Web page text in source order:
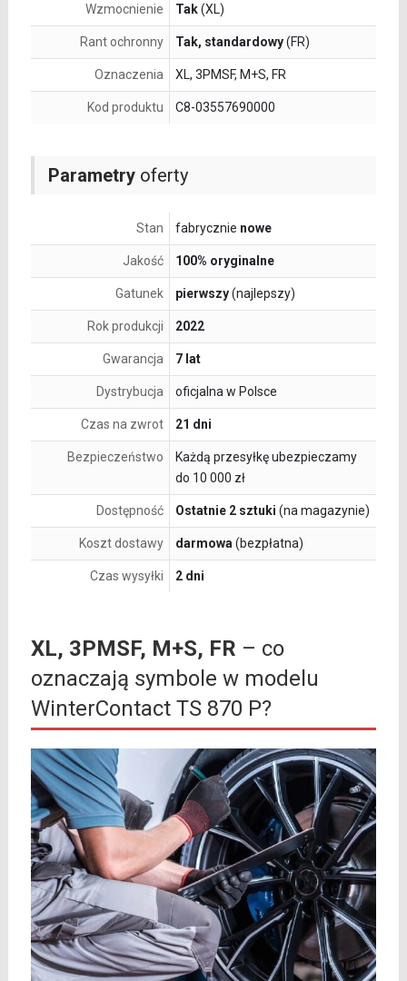
Parametryoferty
Stan fabrycznie nowe
Jakość 100% oryginalne
Gatunek pierwszy(najlepszy)
Rok produkcji 2022
Gwarancja 7 lat
Dystrybucja oficjalna w Polsce
Czas na zwrot 21 dni
Bezpieczeństwo
Każdą przesyłkę ubezpieczamy
do 10 000 zł
Dostępność Ostatnie 2 sztuki (na magazynie)
Koszt dostawy darmowa (bezpłatna)
Czas wysyłki 2 dni
Wzmocnienie Tak(XL)
Rant ochronny Tak, standardowy(FR)
Oznaczenia XL, 3PMSF, M+S, FR
Kod produktu C8-03557690000
XL, 3PMSF, M+S, FR – co
oznaczają symbole w modelu
WinterContact TS 870 P?